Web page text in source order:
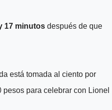
17 minutos después de que
está tomada al ciento por
para celebrar con Lionel